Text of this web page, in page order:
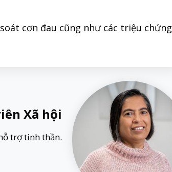
cơn đau cũng như các triệu chứng
Xã hội
trợ tinh thần.